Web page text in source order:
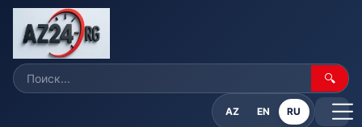
🔍
AZ EN RU